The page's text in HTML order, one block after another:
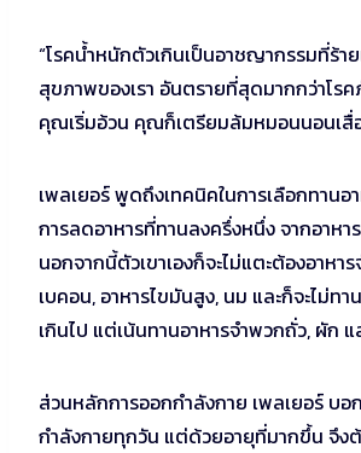
“โรคน้ำหนักตัวเกินเป็นอาชญากรรมที่ร้า
สุขภาพของเรา อันตรายที่สุดมากกว่าโรค
คุณเริ่มอ้วน คุณก็เตรียมล้มหมอนนอนเสื่
เพลเยอร์ พูดถึงเทคนิคในการเลือกทานอ
การลดอาหารที่ทานลงครึ่งหนึ่ง จากอาห
นอกจากนี้ตัวเขาเองก็จะไม่แตะต้องอาหา
เบคอน, อาหารไขมันสูง, นม และก็จะไม่ท
เกินไป แต่เน้นทานอาหารจำพวกถั่ว, ผัก
ส่วนหลักการออกกำลังกาย เพลเยอร์ บอ
กำลังกายทุกวัน แต่ด้วยอายุที่มากขึ้น จึงต้